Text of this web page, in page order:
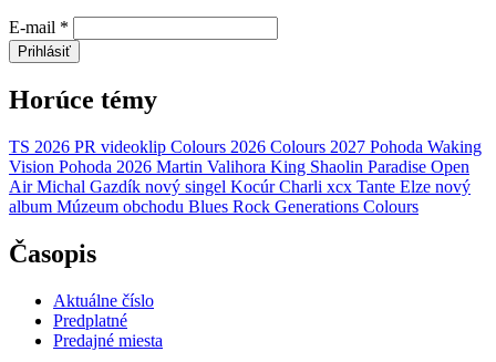
E-mail *
Prihlásiť
Horúce témy
TS 2026 PR videoklip Colours 2026 Colours 2027 Pohoda Waking
Vision Pohoda 2026 Martin Valihora King Shaolin Paradise Open
Air Michal Gazdík nový singel Kocúr Charli xcx Tante Elze nový
album Múzeum obchodu Blues Rock Generations Colours
Časopis
Aktuálne číslo
Predplatné
Predajné miesta